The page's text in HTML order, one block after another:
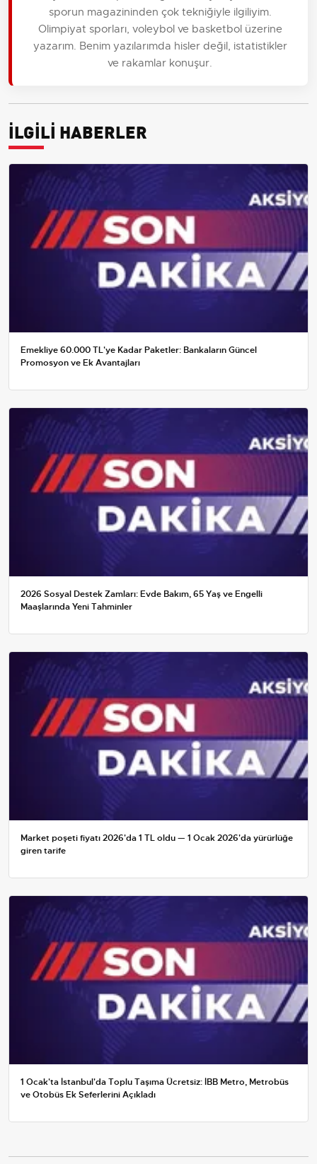
sporun magazininden çok tekniğiyle ilgiliyim.
Olimpiyat sporları, voleybol ve basketbol üzerine
yazarım. Benim yazılarımda hisler değil, istatistikler
ve rakamlar konuşur.
İLGİLİ HABERLER
Emekliye 60.000 TL'ye Kadar Paketler: Bankaların Güncel
Promosyon ve Ek Avantajları
2026 Sosyal Destek Zamları: Evde Bakım, 65 Yaş ve Engelli
Maaşlarında Yeni Tahminler
Market poşeti fiyatı 2026'da 1 TL oldu — 1 Ocak 2026'da yürürlüğe
giren tarife
1 Ocak'ta İstanbul'da Toplu Taşıma Ücretsiz: İBB Metro, Metrobüs
ve Otobüs Ek Seferlerini Açıkladı